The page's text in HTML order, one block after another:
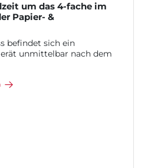
um das 4-fache im
Papier- &
befindet sich ein
unmittelbar nach dem